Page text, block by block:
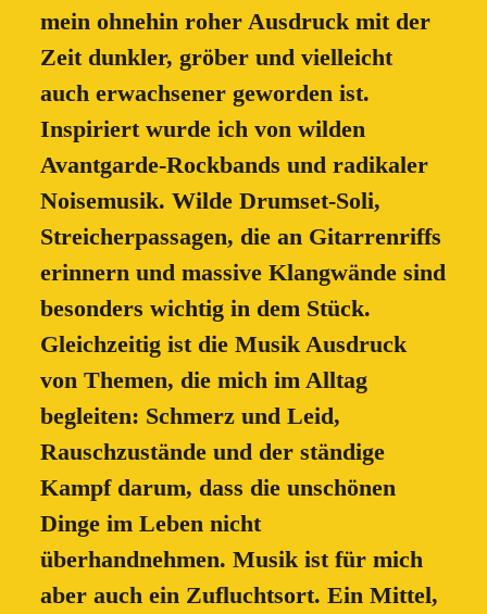
mein ohnehin roher Ausdruck mit der
Zeit dunkler, gröber und vielleicht
auch erwachsener geworden ist.
Inspiriert wurde ich von wilden
Avantgarde-Rockbands und radikaler
Noisemusik. Wilde Drumset-Soli,
Streicherpassagen, die an Gitarrenriffs
erinnern und massive Klangwände sind
besonders wichtig in dem Stück.
Gleichzeitig ist die Musik Ausdruck
von Themen, die mich im Alltag
begleiten: Schmerz und Leid,
Rauschzustände und der ständige
Kampf darum, dass die unschönen
Dinge im Leben nicht
überhandnehmen. Musik ist für mich
aber auch ein Zufluchtsort. Ein Mittel,